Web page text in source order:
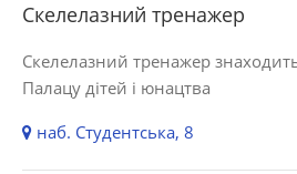
Скелелазний тренажер
Скелелазний тренажер
Палацу дітей і юнацтва
наб. Студентська, 8